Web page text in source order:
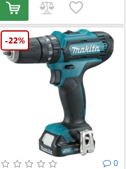
-22%
0